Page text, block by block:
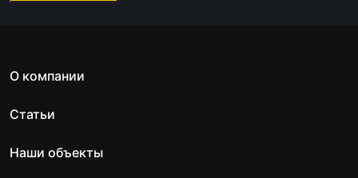
О компании
Статьи
Наши объекты